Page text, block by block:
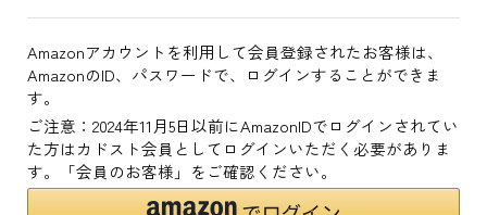
Amazonアカウントを利用して会員登録されたお客様は、
AmazonのID、パスワードで、ログインすることができま
す。
ご注意：2024年11月5日以前にAmazonIDでログインされてい
た方はカドスト会員としてログインいただく必要がありま
す。「会員のお客様」をご確認ください。